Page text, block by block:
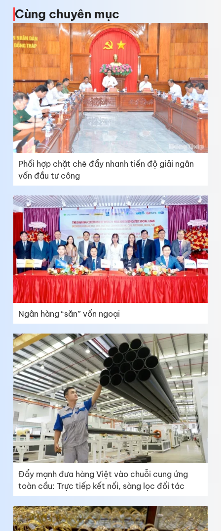
Cùng chuyên mục
Phối hợp chặt chẽ đẩy nhanh tiến độ giải ngân
vốn đầu tư công
Ngân hàng “săn” vốn ngoại
Đẩy mạnh đưa hàng Việt vào chuỗi cung ứng
toàn cầu: Trực tiếp kết nối, sàng lọc đối tác